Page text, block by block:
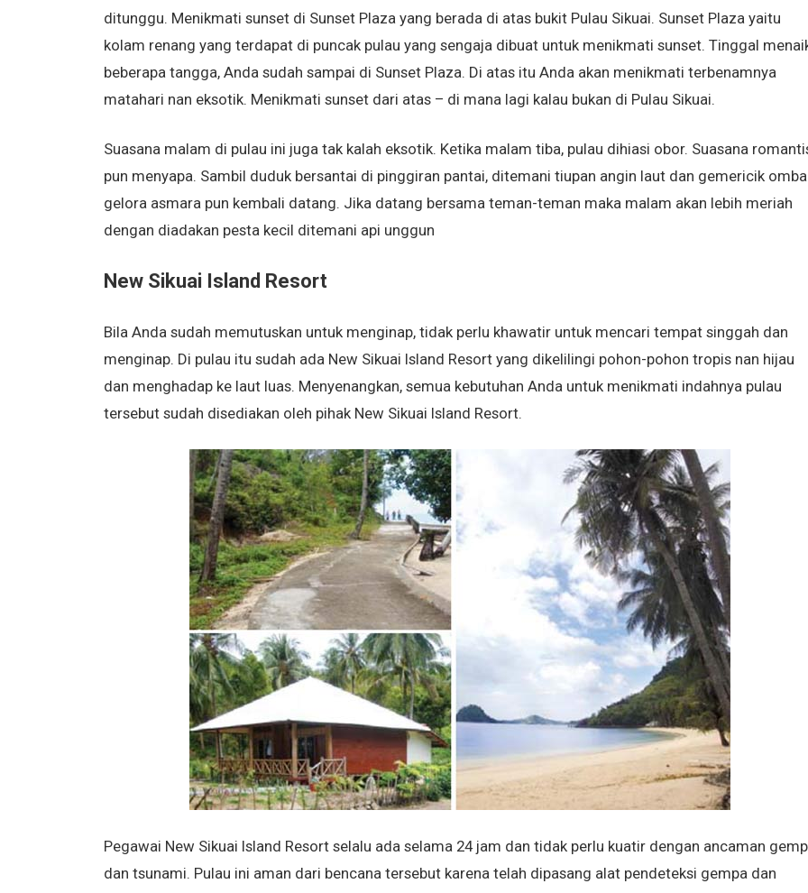
ditunggu. Menikmati sunset di Sunset Plaza yang berada di atas bukit Pulau Sikuai. Sunset Plaza yaitu
kolam renang yang terdapat di puncak pulau yang sengaja dibuat untuk menikmati sunset. Tinggal
beberapa tangga, Anda sudah sampai di Sunset Plaza. Di atas itu Anda akan menikmati terbenamnya
matahari nan eksotik. Menikmati sunset dari atas – di mana lagi kalau bukan di Pulau Sikuai.
Suasana malam di pulau ini juga tak kalah eksotik. Ketika malam tiba, pulau dihiasi obor. Suasana
pun menyapa. Sambil duduk bersantai di pinggiran pantai, ditemani tiupan angin laut dan gemericik
gelora asmara pun kembali datang. Jika datang bersama teman-teman maka malam akan lebih meriah
dengan diadakan pesta kecil ditemani api unggun
New Sikuai Island Resort
Bila Anda sudah memutuskan untuk menginap, tidak perlu khawatir untuk mencari tempat singgah dan
menginap. Di pulau itu sudah ada New Sikuai Island Resort yang dikelilingi pohon-pohon tropis nan hijau
dan menghadap ke laut luas. Menyenangkan, semua kebutuhan Anda untuk menikmati indahnya pulau
tersebut sudah disediakan oleh pihak New Sikuai Island Resort.
Pegawai New Sikuai Island Resort selalu ada selama 24 jam dan tidak perlu kuatir dengan ancaman
dan tsunami. Pulau ini aman dari bencana tersebut karena telah dipasang alat pendeteksi gempa dan